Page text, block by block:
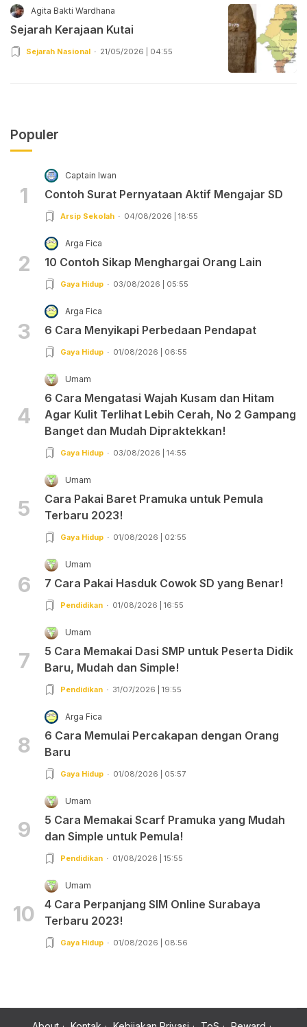
Agita Bakti Wardhana
Sejarah Kerajaan Kutai
Sejarah Nasional 21/05/2026 | 04:55
Populer
1
Captain Iwan
Contoh Surat Pernyataan Aktif Mengajar SD
Arsip Sekolah 04/08/2026 | 18:55
2
Arga Fica
10 Contoh Sikap Menghargai Orang Lain
Gaya Hidup 03/08/2026 | 05:55
3
Arga Fica
6 Cara Menyikapi Perbedaan Pendapat
Gaya Hidup 01/08/2026 | 06:55
4
Umam
6 Cara Mengatasi Wajah Kusam dan Hitam
Agar Kulit Terlihat Lebih Cerah, No 2 Gampang
Banget dan Mudah Dipraktekkan!
Gaya Hidup 03/08/2026 | 14:55
5
Umam
Cara Pakai Baret Pramuka untuk Pemula
Terbaru 2023!
Gaya Hidup 01/08/2026 | 02:55
6
Umam
7 Cara Pakai Hasduk Cowok SD yang Benar!
Pendidikan 01/08/2026 | 16:55
7
Umam
5 Cara Memakai Dasi SMP untuk Peserta Didik
Baru, Mudah dan Simple!
Pendidikan 31/07/2026 | 19:55
8
Arga Fica
6 Cara Memulai Percakapan dengan Orang
Baru
Gaya Hidup 01/08/2026 | 05:57
9
Umam
5 Cara Memakai Scarf Pramuka yang Mudah
dan Simple untuk Pemula!
Pendidikan 01/08/2026 | 15:55
10
Umam
4 Cara Perpanjang SIM Online Surabaya
Terbaru 2023!
Gaya Hidup 01/08/2026 | 08:56